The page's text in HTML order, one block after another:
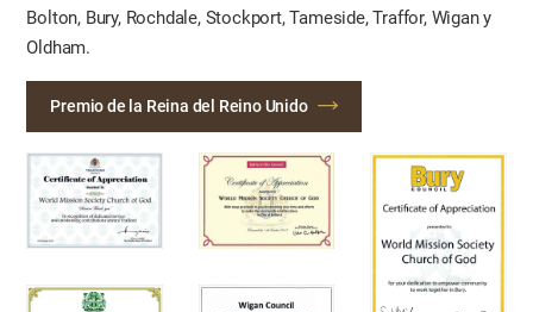
Bolton, Bury, Rochdale, Stockport, Tameside, Traffor, Wigan y
Oldham.
Premio de la Reina del Reino Unido